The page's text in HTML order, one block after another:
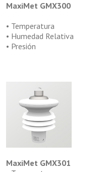
MaxiMet GMX300
• Temperatura
• Humedad Relativa
• Presión
MaxiMet GMX301